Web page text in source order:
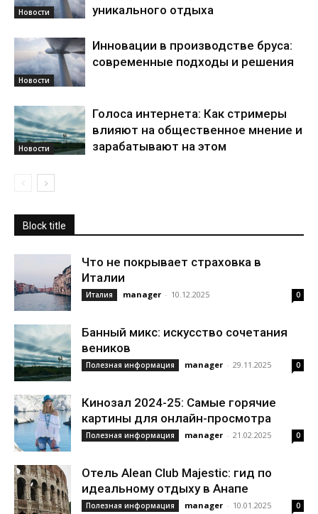
Новости
уникального отдыха
Новости
Инновации в производстве бруса:
современные подходы и решения
Новости
Голоса интернета: Как стримеры
влияют на общественное мнение и
зарабатывают на этом
Block title
Что не покрывает страховка в
Италии
Италия manager - 10.12.2025 0
Банный микс: искусство сочетания
веников
Полезная информация manager - 29.11.2025 0
Кинозал 2024-25: Самые горячие
картины для онлайн-просмотра
Полезная информация manager - 21.02.2025 0
Отель Alean Club Majestic: гид по
идеальному отдыху в Анапе
Полезная информация manager - 10.01.2025 0